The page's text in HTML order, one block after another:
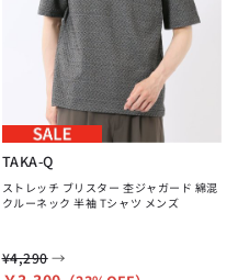
TAKA-Q
ストレッチ ブリスター 杢ジャガード 綿混
クルーネック 半袖 Tシャツ メンズ
¥4,290 →